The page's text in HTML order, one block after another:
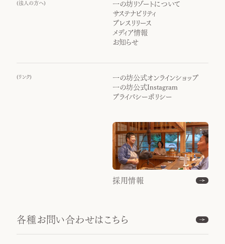
(法人の方へ)
一の坊リゾートについて
サステナビリティ
プレスリリース
メディア情報
お知らせ
( リンク)
一の坊公式オンラインショップ
一の坊公式Instagram
プライバシーポリシー
採用情報
各種お問い合わせはこちら